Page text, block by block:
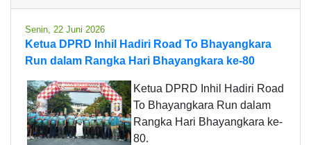
Senin, 22 Juni 2026
Ketua DPRD Inhil Hadiri Road To Bhayangkara
Run dalam Rangka Hari Bhayangkara ke-80
Ketua DPRD Inhil Hadiri Road
To Bhayangkara Run dalam
Rangka Hari Bhayangkara ke-
80.